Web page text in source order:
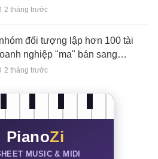
2 tháng trước
đối tượng lập hơn 100 tài
nghiệp "ma" bán sang
2 tháng trước
PianoZi
MUSIC & MIDI